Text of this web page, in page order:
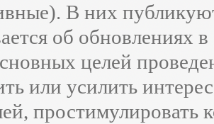
В них
об обновлениях
целей
или усилить
простимулировать